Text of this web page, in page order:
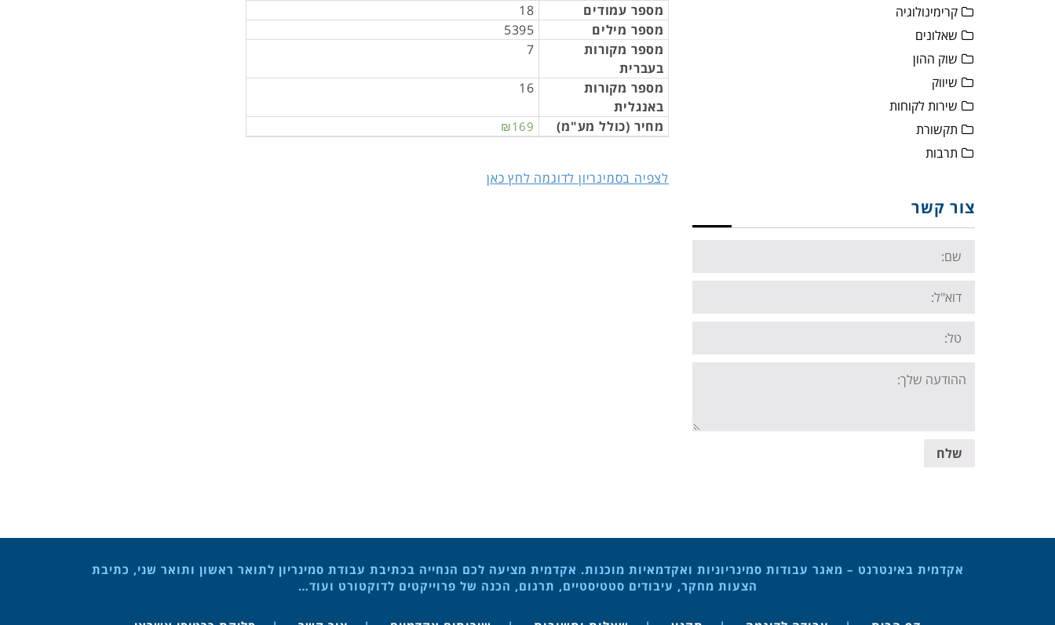
מספר עמודים
18
מספר מילים
5395
מספר מקורות
בעברית
7
מספר מקורות
באנגלית
16
מחיר (כולל מע"מ) ₪169
לצפיה בסמינריון לדוגמה לחץ כאן
קרימינולוגיה
שאלונים
שוק ההון
שיווק
שירות לקוחות
תקשורת
תרבות
צור קשר
Name:
Email:
Tel:
Your
message:
שלח
אקדמית באינטרנט – מאגר עבודות סמינריוניות ואקדמאיות מוכנות. אקדמית מציעה לכם הנחייה בכתיבת עבודת סמינריון לתואר ראשון ותואר שני, כתיבת
הצעות מחקר, עיבודים סטטיסטיים, תרגום, הכנה של פרוייקטים לדוקטורט ועוד…